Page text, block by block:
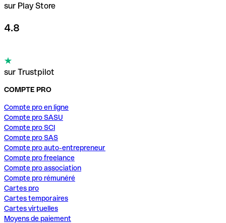
sur Play Store
4.8
sur Trustpilot
COMPTE PRO
Compte pro en ligne
Compte pro SASU
Compte pro SCI
Compte pro SAS
Compte pro auto-entrepreneur
Compte pro freelance
Compte pro association
Compte pro rémunéré
Cartes pro
Cartes temporaires
Cartes virtuelles
Moyens de paiement